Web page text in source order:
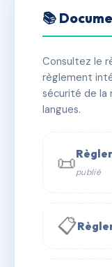
SDC
📍 Lieu Dit
✓ Immatriculée
📞 Contacter
✉ Email
📚
Consultez le
règlement
sécurité de la
langues.
📜publié
📋